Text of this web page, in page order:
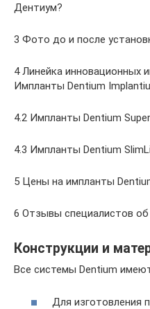
Дентиум?
3 Фото до и после
4 Линейка инновационных
Импланты Dentium
4.2 Импланты Dentium
4.3 Импланты Dentium
5 Цены на импланты
6 Отзывы специалистов
Конструкции и
Все системы Dentium
Для изготовления